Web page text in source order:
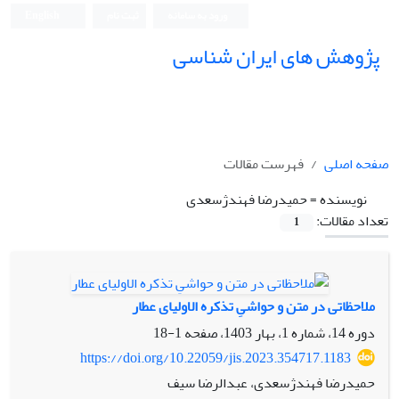
پژوهش های ایران شناسی
صفحه اصلی
فهرست مقالات
نویسنده =حمیدرضا فهندژسعدی
تعداد مقالات:
1
ملاحظاتی در متن و حواشیِ تذکره الاولیای عطار
دوره 14، شماره 1، بهار 1403، صفحه
1-18
https://doi.org/10.22059/jis.2023.354717.1183
حمیدرضا فهندژسعدی، عبدالرضا سیف